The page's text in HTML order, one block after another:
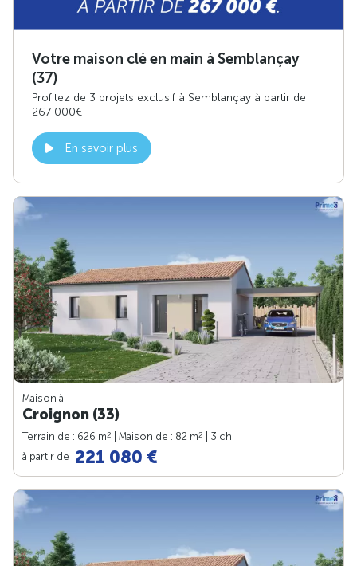
Votre maison clé en main à Semblançay
(37)
Profitez de 3 projets exclusif à Semblançay à partir de
267 000€
En savoir plus
Maison à
Croignon (33)
Terrain de : 626 m2 | Maison de : 82 m2
| 3 ch.
à partir de 221 080 €